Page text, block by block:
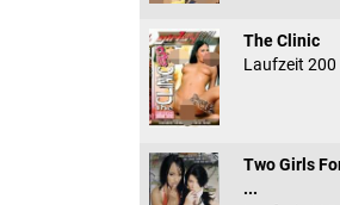
The Clinic
Laufzeit 200
Two Girls
...